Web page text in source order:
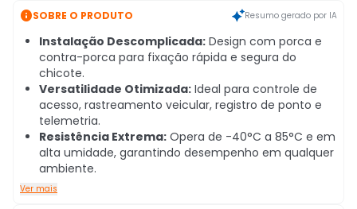
SOBRE O PRODUTO Resumo gerado por IA
Instalação Descomplicada: Design com porca e
contra-porca para fixação rápida e segura do
chicote.
Versatilidade Otimizada: Ideal para controle de
acesso, rastreamento veicular, registro de ponto e
telemetria.
Resistência Extrema: Opera de -40°C a 85°C e em
alta umidade, garantindo desempenho em qualquer
ambiente.
Ver mais